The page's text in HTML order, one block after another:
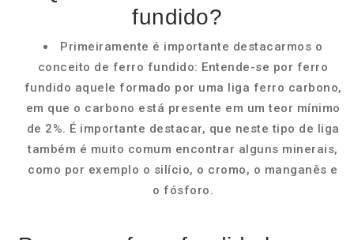
fundido?
Primeiramente é importante destacarmos o
conceito de ferro fundido: Entende-se por ferro
fundido aquele formado por uma liga ferro carbono,
em que o carbono está presente em um teor mínimo
de 2%. É importante destacar, que neste tipo de liga
também é muito comum encontrar alguns minerais,
como por exemplo o silício, o cromo, o manganês e
o fósforo.